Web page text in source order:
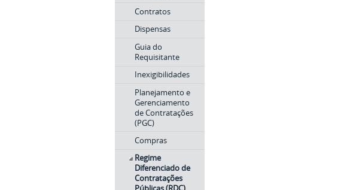
Contratos
Dispensas
Guia do
Requisitante
Inexigibilidades
Planejamento e
Gerenciamento
de Contratações
(PGC)
Compras
Regime
Diferenciado de
Contratações